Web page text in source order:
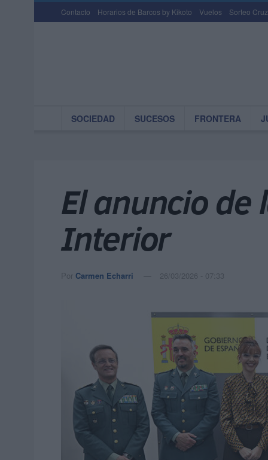
Contacto Horarios de Barcos by Kikoto Vuelos Sorteo
SOCIEDAD SUCESOS FRONTERA
El anuncio de
Interior
Por Carmen Echarri 26/03/2026 - 07:33